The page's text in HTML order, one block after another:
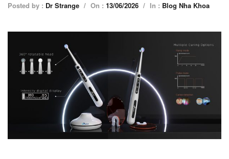
Posted by : Dr Strange / On : 13/06/2026 / In : Blog Nha Khoa